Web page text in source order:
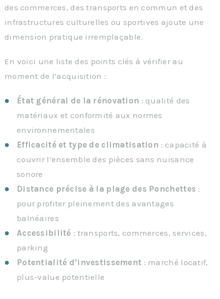
des commerces, des transports en commun et des
infrastructures culturelles ou sportives ajoute une
dimension pratique irremplaçable.
En voici une liste des points clés à vérifier au
moment de l’acquisition :
État général de la rénovation : qualité des
matériaux et conformité aux normes
environnementales
Efficacité et type de climatisation : capacité à
couvrir l’ensemble des pièces sans nuisance
sonore
Distance précise à la plage des Ponchettes :
pour profiter pleinement des avantages
balnéaires
Accessibilité : transports, commerces, services,
parking
Potentialité d’investissement : marché locatif,
plus-value potentielle